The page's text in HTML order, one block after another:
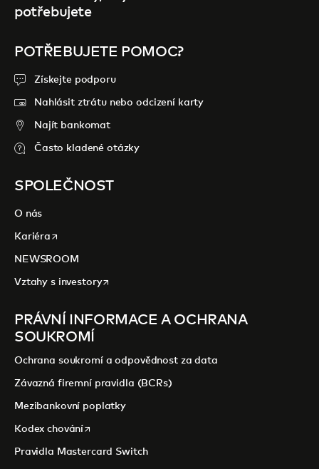
potřebujete
POTŘEBUJETE POMOC?
Získejte podporu
Nahlásit ztrátu nebo odcizení karty
Najít bankomat
Často kladené otázky
SPOLEČNOST
O nás
Kariéra opens in a new tab
NEWSROOM
Vztahy s investoryopens in a new tab
PRÁVNÍ INFORMACE A OCHRANA
SOUKROMÍ
Ochrana soukromí a odpovědnost za data
Závazná firemní pravidla (BCRs)
Mezibankovní poplatky
Kodex chováníopens in a new tab
Pravidla Mastercard Switch